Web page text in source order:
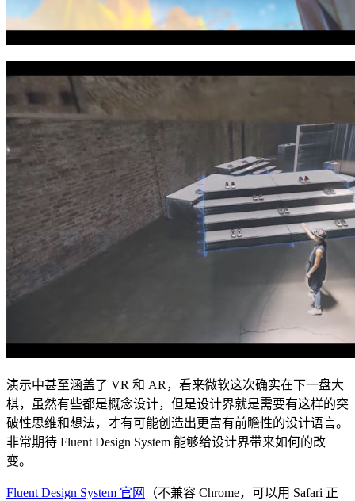
演示中甚至涵盖了 VR 和 AR，看来微软这次确实在下一盘大
棋，虽然有些都是概念设计，但是设计界就是需要有这样的突
破性思维和想法，才有可能创造出更富有前瞻性的设计语言。
非常期待 Fluent Design System 能够给设计界带来如何的改
变。
Fluent Design System 官网
（不兼容 Chrome，可以用 Safari 正